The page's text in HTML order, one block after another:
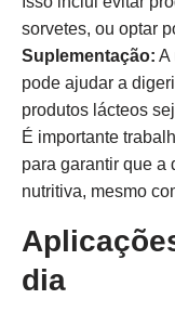
sorvetes, ou optar
Suplementação: A
pode ajudar a
produtos lácteos
É importante
para garantir que a
nutritiva, mesmo
dia